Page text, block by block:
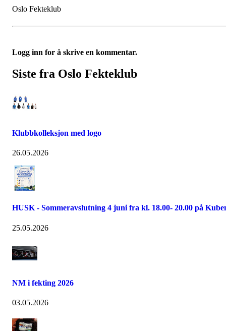
Oslo Fekteklub
Logg inn for å skrive en kommentar.
Siste fra Oslo Fekteklub
Klubbkolleksjon med logo
26.05.2026
HUSK - Sommeravslutning 4 juni fra kl. 18.00- 20.00 på
25.05.2026
NM i fekting 2026
03.05.2026